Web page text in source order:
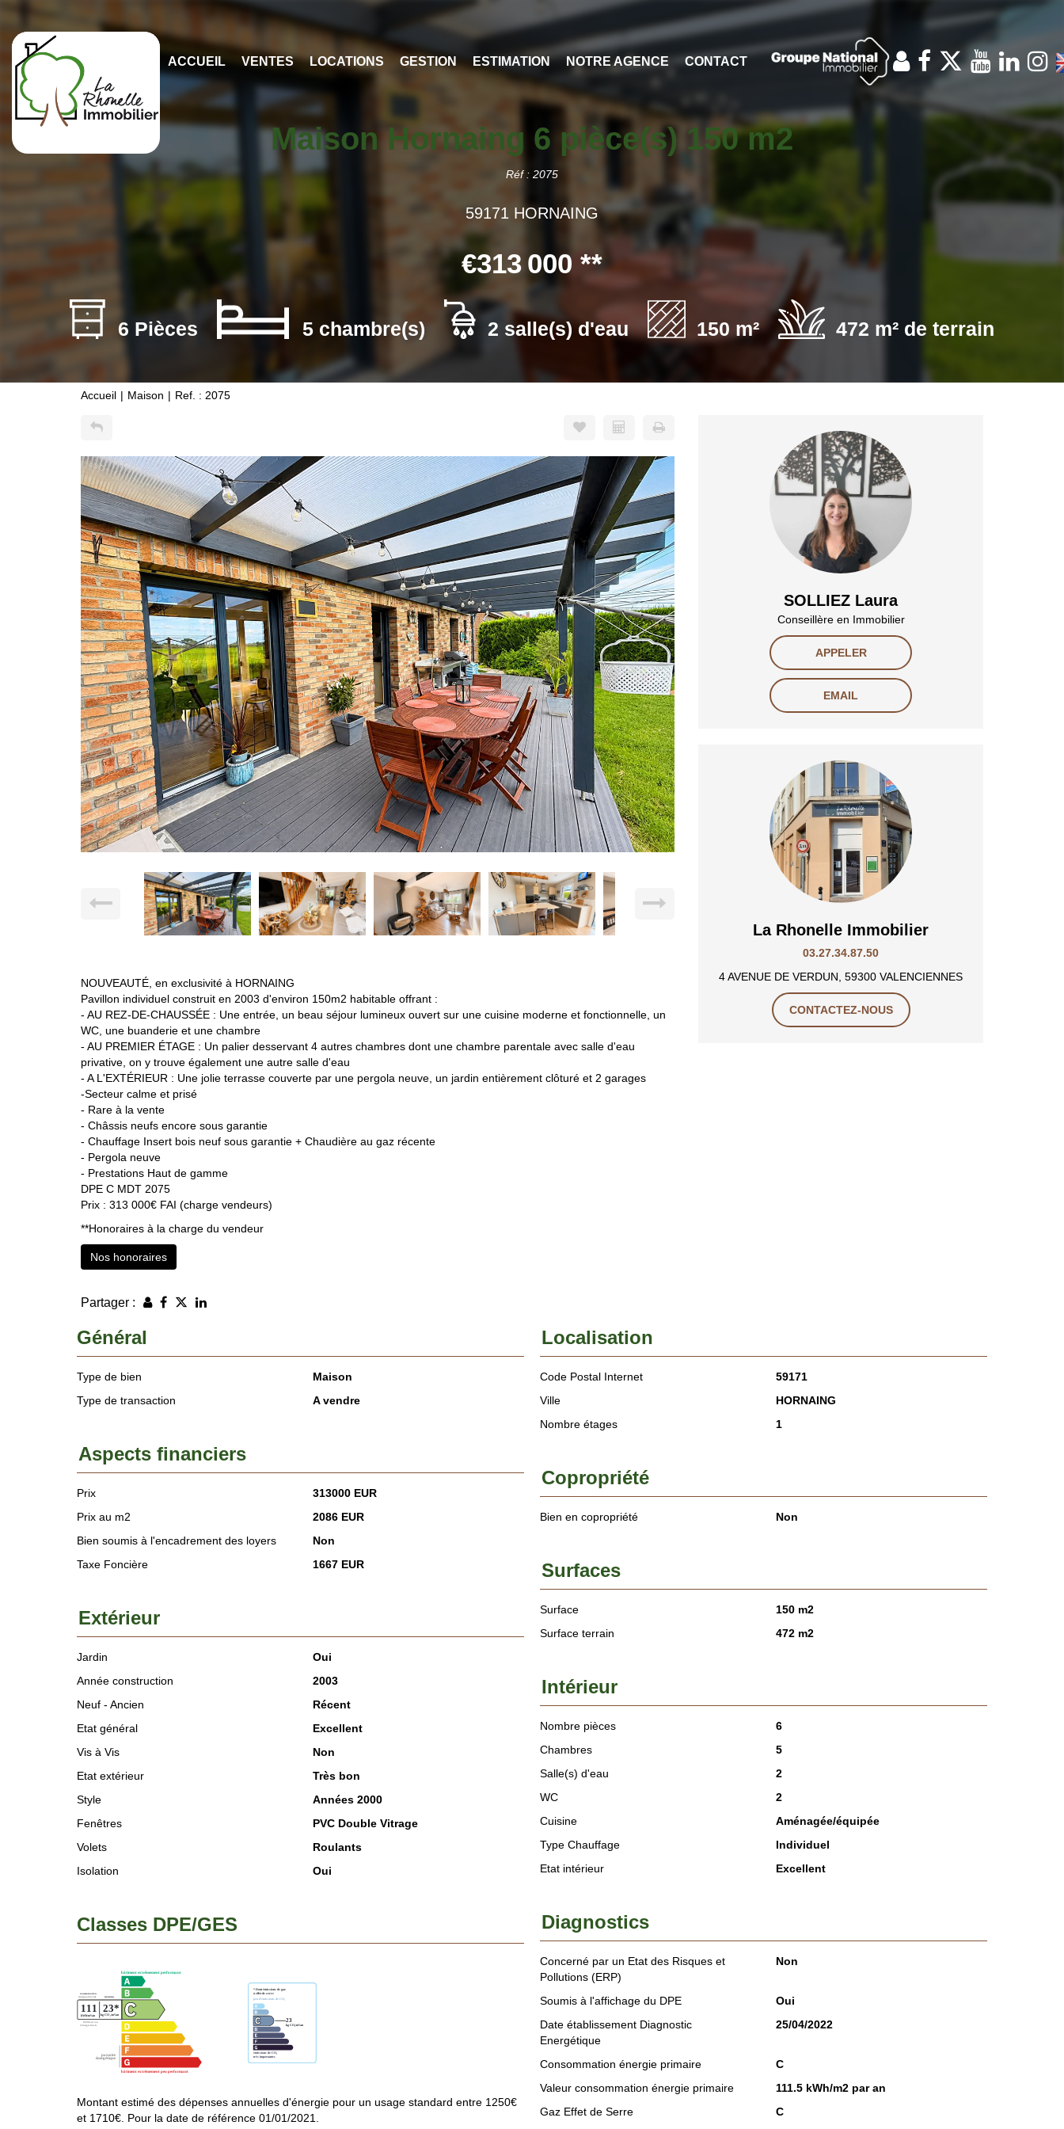
ACCUEIL VENTES LOCATIONS GESTION ESTIMATION NOTRE AGENCE CONTACT
Maison Hornaing 6 pièce(s) 150 m2
Réf : 2075
59171 HORNAING
€313 000 **
6 Pièces 5 chambre(s) 2 salle(s) d'eau 150 m² 472 m² de terrain
Accueil Maison Ref. : 2075
NOUVEAUTÉ, en exclusivité à HORNAING
Pavillon individuel construit en 2003 d'environ 150m2 habitable offrant :
- AU REZ-DE-CHAUSSÉE : Une entrée, un beau séjour lumineux ouvert sur une cuisine moderne et fonctionnelle, un
WC, une buanderie et une chambre
- AU PREMIER ÉTAGE : Un palier desservant 4 autres chambres dont une chambre parentale avec salle d'eau
privative, on y trouve également une autre salle d'eau
- A L'EXTÉRIEUR : Une jolie terrasse couverte par une pergola neuve, un jardin entièrement clôturé et 2 garages
-Secteur calme et prisé
- Rare à la vente
- Châssis neufs encore sous garantie
- Chauffage Insert bois neuf sous garantie + Chaudière au gaz récente
- Pergola neuve
- Prestations Haut de gamme
DPE C MDT 2075
Prix : 313 000€ FAI (charge vendeurs)
**Honoraires à la charge du vendeur
Nos honoraires
Partager :
SOLLIEZ Laura
Conseillère en Immobilier
APPELER
EMAIL
La Rhonelle Immobilier
03.27.34.87.50
4 AVENUE DE VERDUN, 59300 VALENCIENNES
CONTACTEZ-NOUS
Général
Type de bien
Maison
Type de transaction
A vendre
Localisation
Code Postal Internet
59171
Ville
HORNAING
Nombre étages
1
Aspects financiers
Prix
313000 EUR
Prix au m2
2086 EUR
Bien soumis à l'encadrement des loyers
Non
Taxe Foncière
1667 EUR
Copropriété
Bien en copropriété Non
Surfaces
Surface
150 m2
Surface terrain
472 m2
Extérieur
Jardin
Oui
Année construction
2003
Neuf - Ancien
Récent
Etat général
Excellent
Vis à Vis
Non
Etat extérieur
Très bon
Style
Années 2000
Fenêtres
PVC Double Vitrage
Volets
Roulants
Isolation
Oui
Intérieur
Nombre pièces
6
Chambres
5
Salle(s) d'eau
2
WC
2
Cuisine
Aménagée/équipée
Type Chauffage
Individuel
Etat intérieur
Excellent
Diagnostics
Concerné par un Etat des Risques et
Pollutions (ERP)
Non
Soumis à l'affichage du DPE
Oui
Date établissement Diagnostic
Energétique
25/04/2022
Consommation énergie primaire
C
Valeur consommation énergie primaire
111.5 kWh/m2 par an
Gaz Effet de Serre
C
Classes DPE/GES
Montant estimé des dépenses annuelles d'énergie pour un usage standard entre 1250€
et 1710€. Pour la date de référence 01/01/2021.